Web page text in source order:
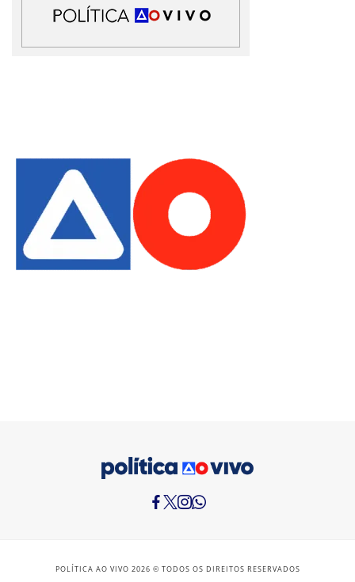
POLÍTICA AO VIVO 2026 © TODOS OS DIREITOS RESERVADOS